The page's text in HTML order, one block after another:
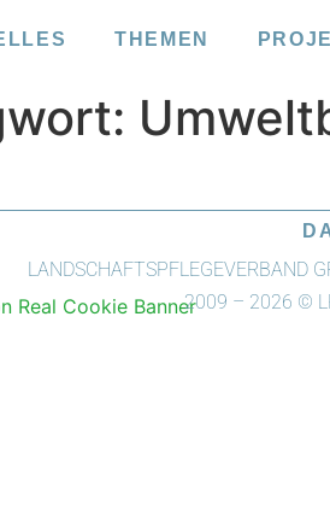
THEMEN
LANDSCHAFTSPFLEGEVERBAND
2009 – 2026 ©
Real Cookie Banner